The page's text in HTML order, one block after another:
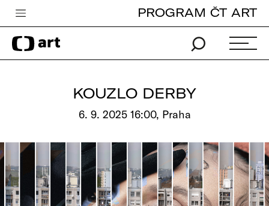
Česká televize
Zpravodajství
Pro děti
edu
Vše o ČT
PROGRAM ČT ART
KOUZLO DERBY
6. 9. 2025 16:00, Praha